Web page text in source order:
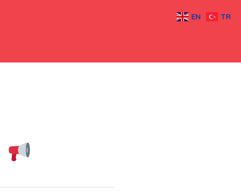
EN TR